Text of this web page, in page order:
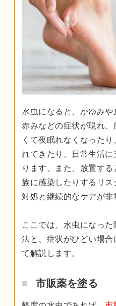
水虫になると、かゆみや
赤みなどの症状が現れ
くて夜眠れなくなった
れてきたり、日常生活
ります。また、放置す
族に感染したりするリ
対処と継続的なケアが非
ここでは、水虫になっ
法と、症状がひどい場
て解説します。
市販薬を塗る